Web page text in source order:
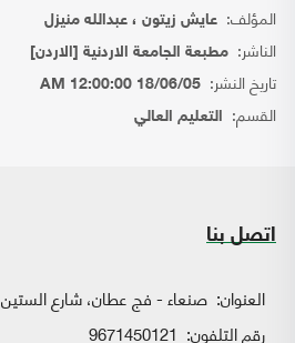
المؤلف: عايش زيتون ، عبدالله منيزل
الناشر: مطبعة الجامعة الاردنية [الاردن]
تاريخ النشر: 18/06/05 12:00:00 AM
القسم: التعليم العالي
اتصل بنا
العنوان: صنعاء - فج عطان، شارع الستين
رقم التلفون: 9671450121